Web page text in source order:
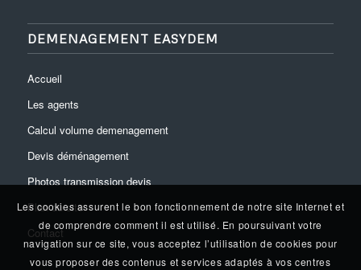
DEMENAGEMENT EASYDEM
Accueil
Les agents
Calcul volume demenagement
Devis déménagement
Photos transmission devis
Plan du site
Contact
Les cookies assurent le bon fonctionnement de notre site Internet et
de comprendre comment il est utilisé. En poursuivant votre
navigation sur ce site, vous acceptez l’utilisation de cookies pour
vous proposer des contenus et services adaptés à vos centres